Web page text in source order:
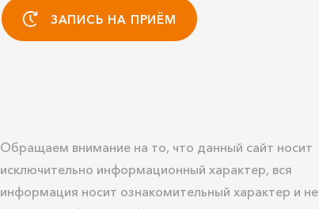
ЗАПИСЬ НА ПРИЁМ
Обращаем внимание на то, что данный сайт носит
исключительно информационный характер, вся
информация носит ознакомительный характер и не